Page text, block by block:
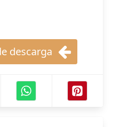
descarga